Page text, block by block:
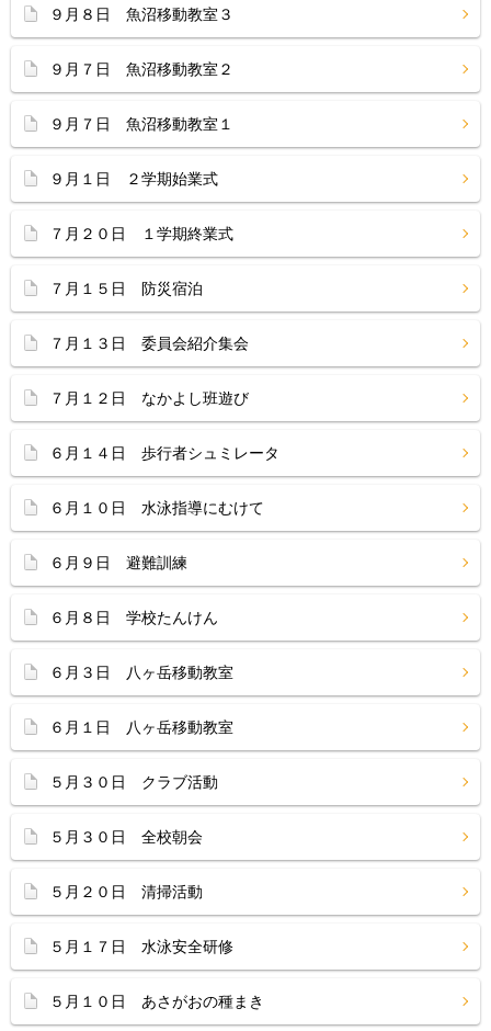
９月８日 魚沼移動教室３
９月７日 魚沼移動教室２
９月７日 魚沼移動教室１
９月１日 ２学期始業式
７月２０日 １学期終業式
７月１５日 防災宿泊
７月１３日 委員会紹介集会
７月１２日 なかよし班遊び
６月１４日 歩行者シュミレータ
６月１０日 水泳指導にむけて
６月９日 避難訓練
６月８日 学校たんけん
６月３日 八ヶ岳移動教室
６月１日 八ヶ岳移動教室
５月３０日 クラブ活動
５月３０日 全校朝会
５月２０日 清掃活動
５月１７日 水泳安全研修
５月１０日 あさがおの種まき